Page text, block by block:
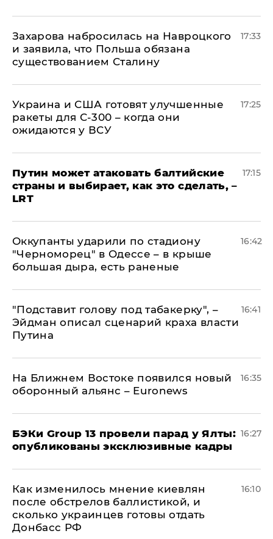
​Захарова набросилась на Навроцкого
и заявила, что Польша обязана
существованием Сталину
17:33
Украина и США готовят улучшенные
ракеты для С-300 – когда они
ожидаются у ВСУ
17:25
Путин может атаковать балтийские
страны и выбирает, как это сделать, –
LRT
17:15
Оккупанты ударили по стадиону
"Черноморец" в Одессе – в крыше
большая дыра, есть раненые
16:42
​"Подставит голову под табакерку", –
Эйдман описал сценарий краха власти
Путина
16:41
На Ближнем Востоке появился новый
оборонный альянс – Euronews
16:35
​БЭКи Group 13 провели парад у Ялты:
опубликованы эксклюзивные кадры
16:27
Как изменилось мнение киевлян
после обстрелов баллистикой, и
сколько украинцев готовы отдать
Донбасс РФ
16:10